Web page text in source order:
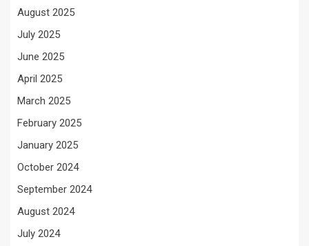
August 2025
July 2025
June 2025
April 2025
March 2025
February 2025
January 2025
October 2024
September 2024
August 2024
July 2024